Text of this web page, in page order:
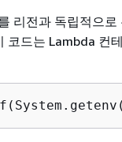
리전과 독립적으로
코드는 Lambda 컨